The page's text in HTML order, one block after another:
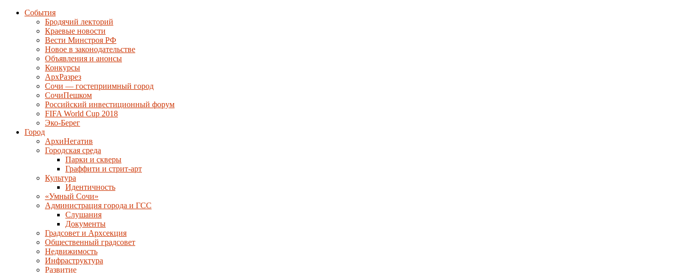
События
Бродячий лекторий
Краевые новости
Вести Минстроя РФ
Новое в законодательстве
Объявления и анонсы
Конкурсы
АрхРазрез
Сочи — гостеприимный город
СочиПешком
Российский инвестиционный форум
FIFA World Cup 2018
Эко-Берег
Город
АрхиНегатив
Городская среда
Парки и скверы
Граффити и стрит-арт
Культура
Идентичность
«Умный Сочи»
Администрация города и ГСС
Слушания
Документы
Градсовет и Архсекция
Общественный градсовет
Недвижимость
Инфраструктура
Развитие